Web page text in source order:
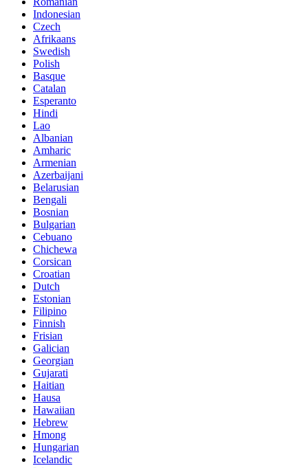
Indonesian
Czech
Afrikaans
Swedish
Polish
Basque
Catalan
Esperanto
Hindi
Lao
Albanian
Amharic
Armenian
Azerbaijani
Belarusian
Bengali
Bosnian
Bulgarian
Cebuano
Chichewa
Corsican
Croatian
Dutch
Estonian
Filipino
Finnish
Frisian
Galician
Georgian
Gujarati
Haitian
Hausa
Hawaiian
Hebrew
Hmong
Hungarian
Icelandic